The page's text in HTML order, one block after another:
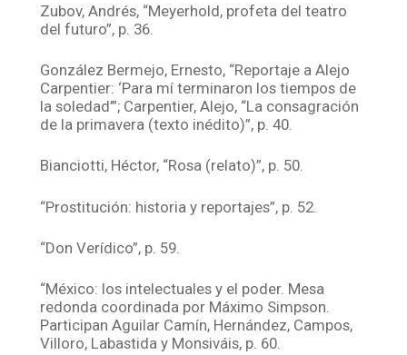
Zubov, Andrés, “Meyerhold, profeta del teatro
del futuro”, p. 36.
González Bermejo, Ernesto, “Reportaje a Alejo
Carpentier: ‘Para mí terminaron los tiempos de
la soledad’”; Carpentier, Alejo, “La consagración
de la primavera (texto inédito)”, p. 40.
Bianciotti, Héctor, “Rosa (relato)”, p. 50.
“Prostitución: historia y reportajes”, p. 52.
“Don Verídico”, p. 59.
“México: los intelectuales y el poder. Mesa
redonda coordinada por Máximo Simpson.
Participan Aguilar Camín, Hernández, Campos,
Villoro, Labastida y Monsiváis, p. 60.